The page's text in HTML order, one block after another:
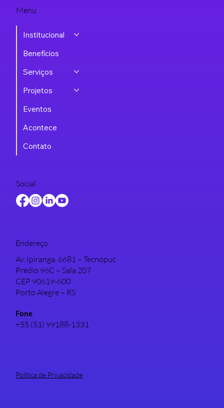
Menu
Institucional
Benefícios
Serviços
Projetos
Eventos
Acontece
Contato
Social
Endereço
Av. Ipiranga, 6681 – Tecnopuc
Prédio 96C – Sala 207
CEP 90619-600
Porto Alegre – RS
Fone
+55 (51) 99188-1331
Política de Privacidade